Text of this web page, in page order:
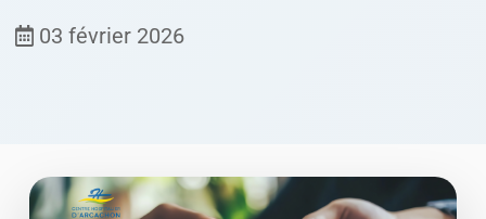
03 février 2026